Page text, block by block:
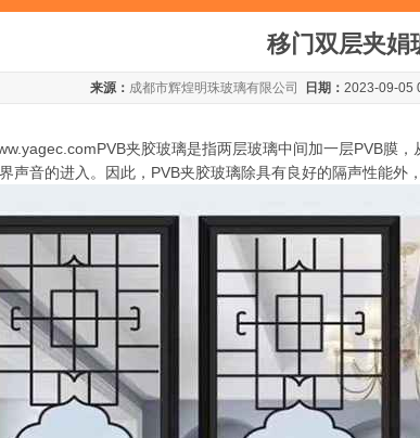
移门双层夹娟
来源： 成都市辉煌明珠玻璃有限公司 日期： 2023-09-05
夹胶玻璃是指两层玻璃中间加一层PVB膜
声音的进入。因此，PVB夹胶玻璃除具有良好的隔声性能外